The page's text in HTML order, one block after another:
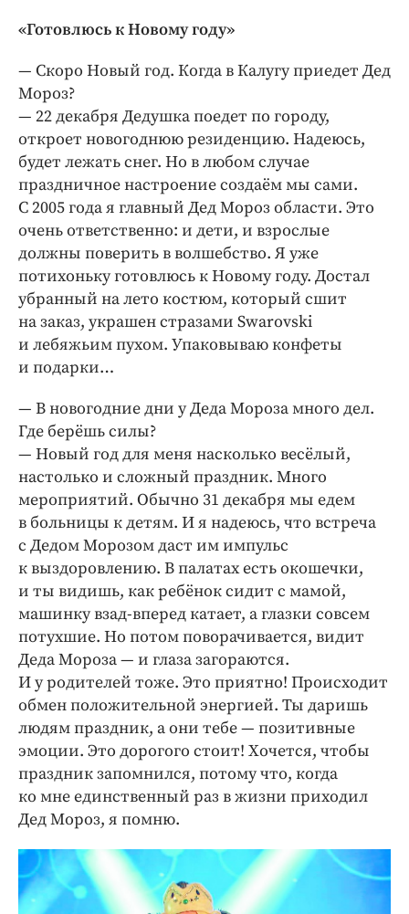
«Готовлюсь к Новому году»
— Скоро Новый год. Когда в Калугу приедет Дед
Мороз?
— 22 декабря Дедушка поедет по городу,
откроет новогоднюю резиденцию. Надеюсь,
будет лежать снег. Но в любом случае
праздничное настроение создаём мы сами.
С 2005 года я главный Дед Мороз области. Это
очень ответственно: и дети, и взрослые
должны поверить в волшебство. Я уже
потихоньку готовлюсь к Новому году. Достал
убранный на лето костюм, который сшит
на заказ, украшен стразами Swarovski
и лебяжьим пухом. Упаковываю конфеты
и подарки…
— В новогодние дни у Деда Мороза много дел.
Где берёшь силы?
— Новый год для меня насколько весёлый,
настолько и сложный праздник. Много
мероприятий. Обычно 31 декабря мы едем
в больницы к детям. И я надеюсь, что встреча
с Дедом Морозом даст им импульс
к выздоровлению. В палатах есть окошечки,
и ты видишь, как ребёнок сидит с мамой,
машинку взад-вперед катает, а глазки совсем
потухшие. Но потом поворачивается, видит
Деда Мороза — и глаза загораются.
И у родителей тоже. Это приятно! Происходит
обмен положительной энергией. Ты даришь
людям праздник, а они тебе — позитивные
эмоции. Это дорогого стоит! Хочется, чтобы
праздник запомнился, потому что, когда
ко мне единственный раз в жизни приходил
Дед Мороз, я помню.